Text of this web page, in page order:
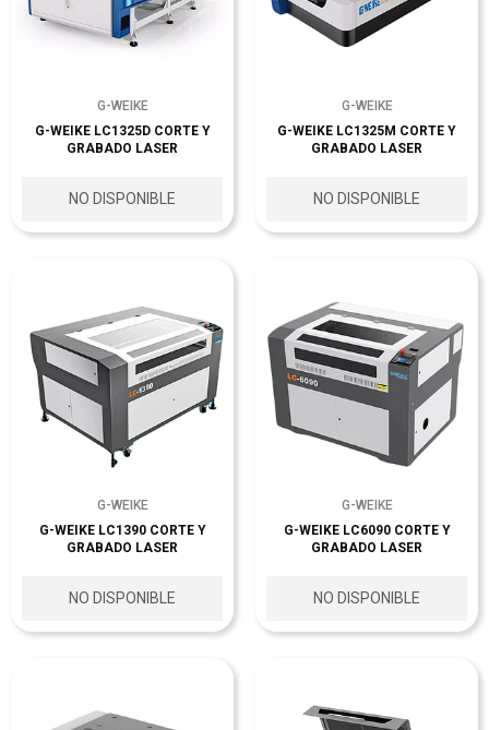
G-WEIKE
G-WEIKE LC1325D CORTE Y
GRABADO LASER
NO DISPONIBLE
G-WEIKE
G-WEIKE LC1325M CORTE Y
GRABADO LASER
NO DISPONIBLE
G-WEIKE
G-WEIKE LC1390 CORTE Y
GRABADO LASER
NO DISPONIBLE
G-WEIKE
G-WEIKE LC6090 CORTE Y
GRABADO LASER
NO DISPONIBLE